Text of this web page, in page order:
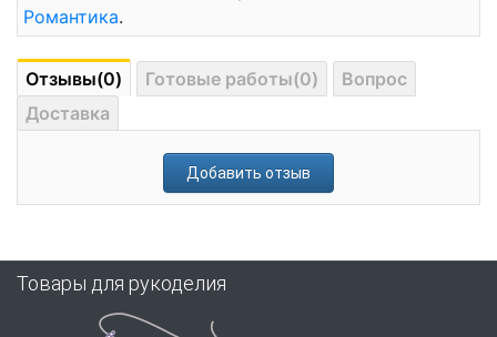
Романтика.
Отзывы(0) Готовые работы(0)
Вопрос
Доставка
Добавить отзыв
Товары для рукоделия